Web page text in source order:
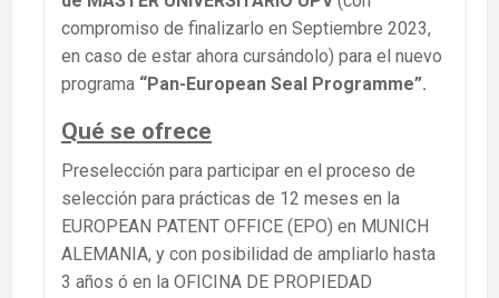
compromiso de finalizarlo en Septiembre 2023,
en caso de estar ahora cursándolo) para el nuevo
programa “Pan-European Seal Programme”.
Qué se ofrece
Preselección para participar en el proceso de
selección para prácticas de 12 meses en la
EUROPEAN PATENT OFFICE (EPO) en MUNICH
ALEMANIA, y con posibilidad de ampliarlo hasta
3 años ó en la OFICINA DE PROPIEDAD